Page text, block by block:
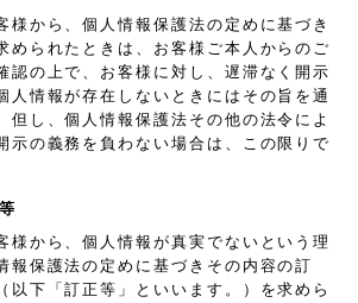
様から、個人情報保護法の定めに基づき
められたときは、お客様ご本人からのご
認の上で、お客様に対し、遅滞なく開示
人情報が存在しないときにはその旨を通
但し、個人情報保護法その他の法令によ
示の義務を負わない場合は、この限りで
様から、個人情報が真実でないという理
報保護法の定めに基づきその内容の訂
以下「訂正等」といいます。）を求めら